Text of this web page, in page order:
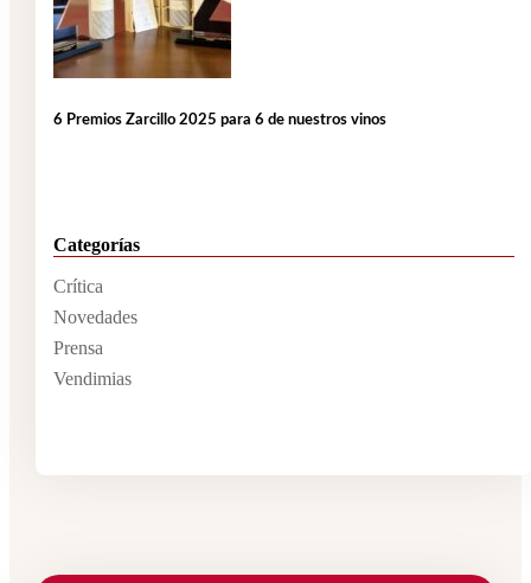
6 Premios Zarcillo 2025 para 6 de nuestros vinos
Categorías
Crítica
Novedades
Prensa
Vendimias